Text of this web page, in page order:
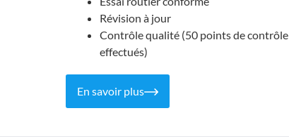
Révision à jour
Contrôle qualité (50 points de contrôle
effectués)
En savoir plus